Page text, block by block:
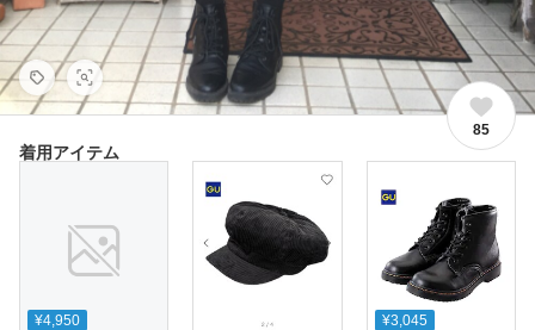
85
着用アイテム
¥4,950 ¥3,045